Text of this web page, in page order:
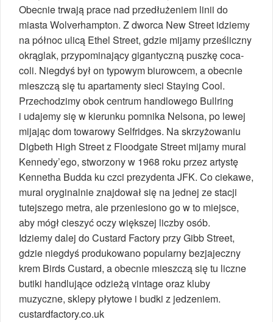
Obecnie trwają prace nad przedłużeniem linii do
miasta Wolverhampton. Z dworca New Street idziemy
na północ ulicą Ethel Street, gdzie mijamy prześliczny
okrąglak, przypominający gigantyczną puszkę coca-
coli. Niegdyś był on typowym biurowcem, a obecnie
mieszczą się tu apartamenty sieci Staying Cool.
Przechodzimy obok centrum handlowego Bullring
i udajemy się w kierunku pomnika Nelsona, po lewej
mijając dom towarowy Selfridges. Na skrzyżowaniu
Digbeth High Street z Floodgate Street mijamy mural
Kennedy’ego, stworzony w 1968 roku przez artystę
Kennetha Budda ku czci prezydenta JFK. Co ciekawe,
mural oryginalnie znajdował się na jednej ze stacji
tutejszego metra, ale przeniesiono go w to miejsce,
aby mógł cieszyć oczy większej liczby osób.
Idziemy dalej do Custard Factory przy Gibb Street,
gdzie niegdyś produkowano popularny bezjajeczny
krem Birds Custard, a obecnie mieszczą się tu liczne
butiki handlujące odzieżą vintage oraz kluby
muzyczne, sklepy płytowe i budki z jedzeniem.
custardfactory.co.uk